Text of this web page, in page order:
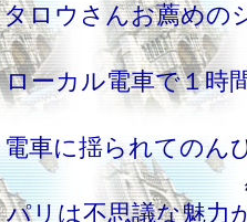
タロウさんお薦めの
ローカル電車で１時
電車に揺られてのん
パリは不思議な魅力